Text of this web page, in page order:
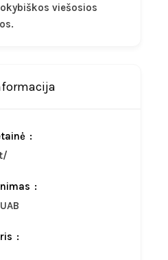
viešosios